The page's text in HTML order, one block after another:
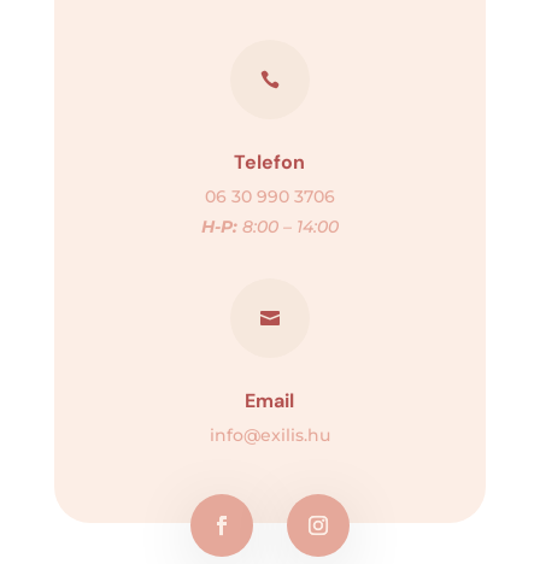

Telefon
06 30 990 3706
H-P:8:00 – 14:00

Email
info@exilis.hu